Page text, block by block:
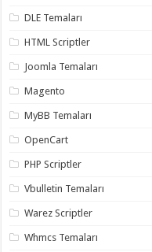
DLE Temaları
HTML Scriptler
Joomla Temaları
Magento
MyBB Temaları
OpenCart
PHP Scriptler
Vbulletin Temaları
Warez Scriptler
Whmcs Temaları